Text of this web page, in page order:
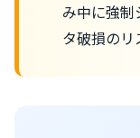
み中に強制
タ破損のリ